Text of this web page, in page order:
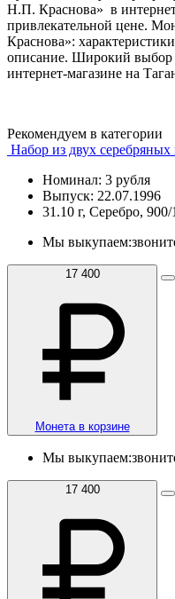
Н.П. Краснова» в
привлекательной цене.
Краснова»:
описание. Широкий выбор
интернет-магазине на
Рекомендуем в категории
Набор из двух
Номинал: 3 рубля
Выпуск: 22.07.1996
31.10 г, Серебро, 900/
Мы выкупаем:
17 400
Монета в корзине
Мы выкупаем:
17 400